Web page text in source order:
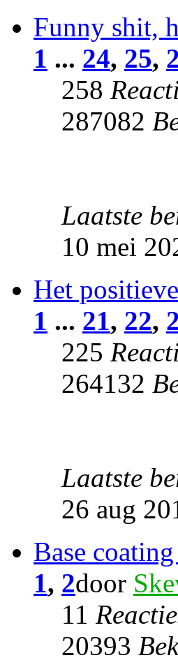
Funny shit,
1 ... 24, 25,
258
287082
Laatste
10 mei
Het
1 ... 21, 22,
225
264132
Laatste
26 aug
Base
1, 2door
11
20393